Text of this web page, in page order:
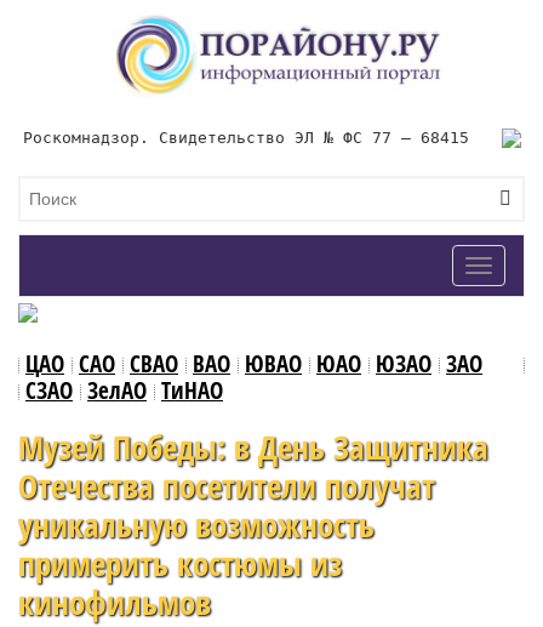
Роскомнадзор. Свидетельство ЭЛ № ФС 77 – 68415
Toggle
ЦАО САО СВАО ВАО ЮВАО ЮАО ЮЗАО ЗАО
СЗАО ЗелАО ТиНАО
Музей Победы: в День Защитника
Отечества посетители получат
уникальную возможность
примерить костюмы из
кинофильмов